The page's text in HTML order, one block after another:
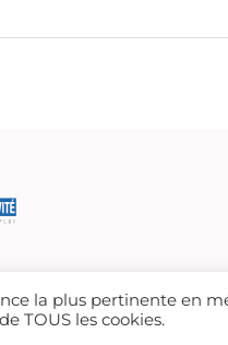
la plus pertinente en
TOUS les cookies.